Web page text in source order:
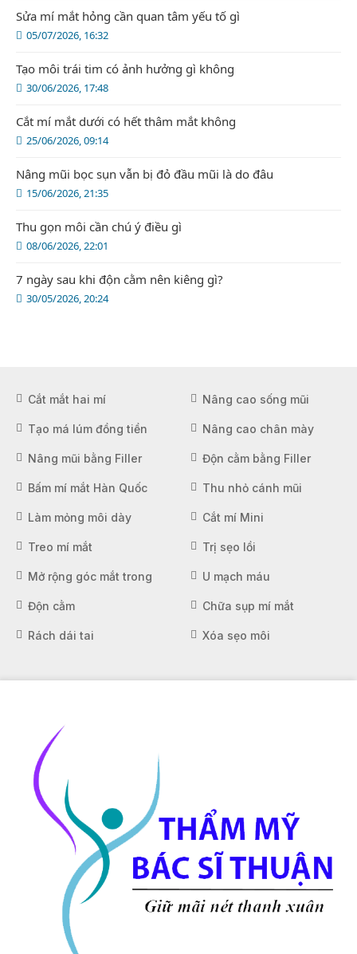
05/07/2026, 16:32
Sửa mí mắt hỏng cần quan tâm yếu tố gì
30/06/2026, 17:48
Tạo môi trái tim có ảnh hưởng gì không
25/06/2026, 09:14
Cắt mí mắt dưới có hết thâm mắt không
15/06/2026, 21:35
Nâng mũi bọc sụn vẫn bị đỏ đầu mũi là do đâu
08/06/2026, 22:01
Thu gọn môi cần chú ý điều gì
30/05/2026, 20:24
7 ngày sau khi độn cằm nên kiêng gì?
Cắt mắt hai mí Nâng cao sống mũi
Tạo má lúm đồng tiền Nâng cao chân mày
Nâng mũi bằng Filler Độn cằm bằng Filler
Bấm mí mắt Hàn Quốc Thu nhỏ cánh mũi
Làm mỏng môi dày Cắt mí Mini
Treo mí mắt Trị sẹo lồi
Mở rộng góc mắt trong U mạch máu
Độn cằm Chữa sụp mí mắt
Rách dái tai Xóa sẹo môi